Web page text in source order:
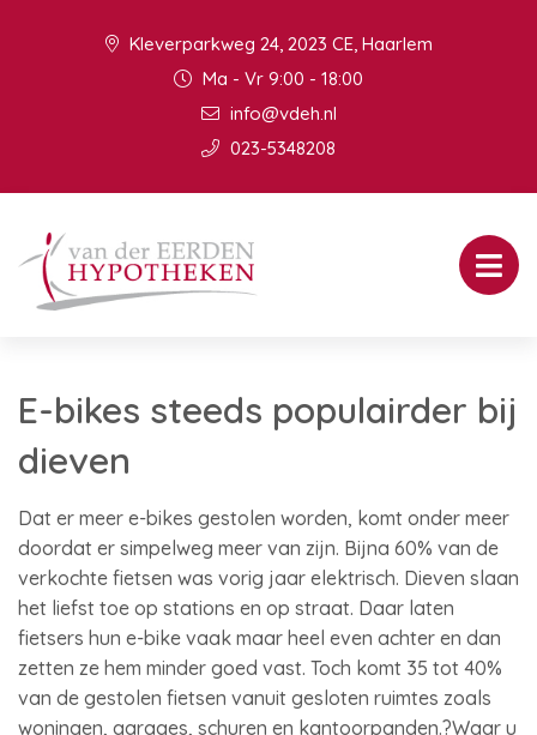
Kleverparkweg 24, 2023 CE, Haarlem
Ma - Vr 9:00 - 18:00
info@vdeh.nl
023-5348208
E-bikes steeds populairder bij
dieven
Dat er meer e-bikes gestolen worden, komt onder meer
doordat er simpelweg meer van zijn. Bijna 60% van de
verkochte fietsen was vorig jaar elektrisch. Dieven slaan
het liefst toe op stations en op straat. Daar laten
fietsers hun e-bike vaak maar heel even achter en dan
zetten ze hem minder goed vast. Toch komt 35 tot 40%
van de gestolen fietsen vanuit gesloten ruimtes zoals
woningen, garages, schuren en kantoorpanden.?Waar u